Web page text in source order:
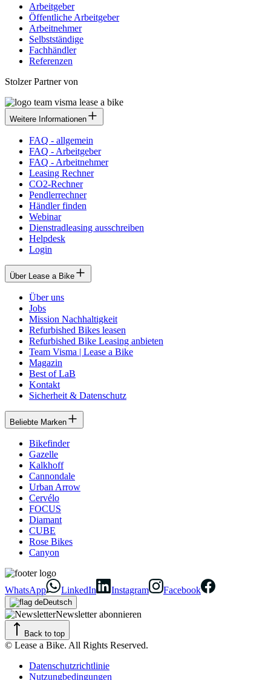
Arbeitgeber
Öffentliche Arbeitgeber
Arbeitnehmer
Selbstständige
Fachhändler
Referenzen
Stolzer Partner von
Weitere Informationen
FAQ - allgemein
FAQ - Arbeitgeber
FAQ - Arbeitnehmer
Leasing Rechner
CO2-Rechner
Pendlerrechner
Händler finden
Webinar
Dienstradleasing ausschreiben
Helpdesk
Login
Über Lease a Bike
Über uns
Jobs
Mission Nachhaltigkeit
Refurbished Bikes leasen
Refurbished Bike Leasing anbieten
Team Visma | Lease a Bike
Magazin
Best of LaB
Kontakt
Sicherheit & Datenschutz
Beliebte Marken
Bikefinder
Gazelle
Kalkhoff
Cannondale
Urban Arrow
Cervélo
FOCUS
Diamant
CUBE
Rose Bikes
Canyon
WhatsApp LinkedIn Instagram Facebook
Deutsch
Newsletter abonnieren
Back to top
© Lease a Bike. All Rights Reserved.
Datenschutzrichtlinie
Nutzungbedingungen